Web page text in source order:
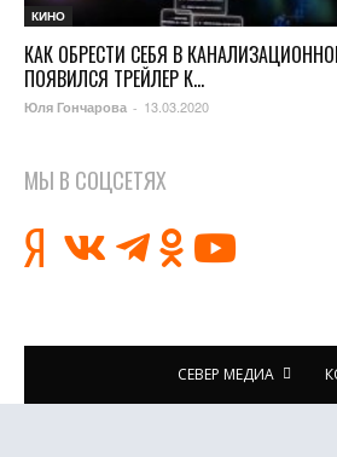
КИНО
КАК ОБРЕСТИ СЕБЯ В
ПОЯВИЛСЯ ТРЕЙЛЕР К...
Юля Гончарова - 13.03.2020
МЫ В СОЦСЕТЯХ
СЕВЕР МЕДИА